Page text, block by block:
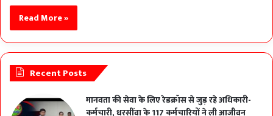
Read More »
Recent Posts
मानवता की सेवा के लिए रेडक्रॉस से जुड़ रहे अधिकारी-
कर्मचारी, धरसींवा के 117 कर्मचारियों ने ली आजीवन